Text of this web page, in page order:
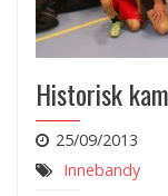
Historisk
25/09/2013
Innebandy